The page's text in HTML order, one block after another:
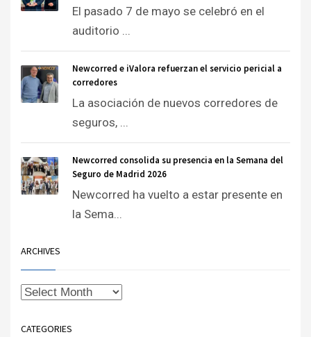
El pasado 7 de mayo se celebró en el
auditorio ...
Newcorred e iValora refuerzan el servicio pericial a
corredores
La asociación de nuevos corredores de
seguros, ...
Newcorred consolida su presencia en la Semana del
Seguro de Madrid 2026
Newcorred ha vuelto a estar presente en
la Sema...
ARCHIVES
CATEGORIES